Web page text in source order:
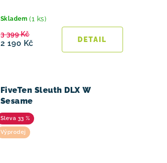
Skladem (1 ks)
2 190 Kč
3 399 Kč
FiveTen Sleuth DLX W
Sesame
33 %
Výprodej